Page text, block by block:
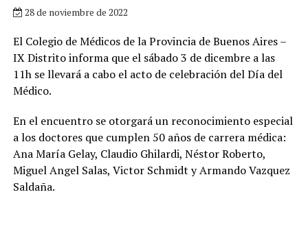
28 de noviembre de 2022
El Colegio de Médicos de la Provincia de Buenos Aires –
IX Distrito informa que el sábado 3 de dicembre a las
11h se llevará a cabo el acto de celebración del Día del
Médico.
En el encuentro se otorgará un reconocimiento especial
a los doctores que cumplen 50 años de carrera médica:
Ana María Gelay, Claudio Ghilardi, Néstor Roberto,
Miguel Angel Salas, Victor Schmidt y Armando Vazquez
Saldaña.